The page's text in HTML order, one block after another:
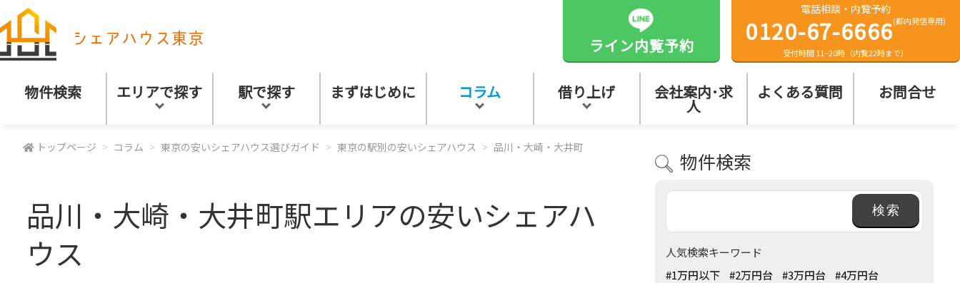
ライン内覧予約
電話相談・内覧予約
0120-67-6666(都内発信専用)
受付時間 11~20時（内覧22時まで）
物件検索 エリアで探す 駅で探す まずはじめに コラム 借り上げ 会社案内･求
人
よくある質問 お問合せ
トップページ コラム 東京の安いシェアハウス選びガイド 東京の駅別の安いシェアハウス 品川・大崎・大井町
品川・大崎・大井町駅エリアの安いシェアハ
ウス
物件検索
人気検索キーワード
#1万円以下
#2万円台 #3万円台
#4万円台